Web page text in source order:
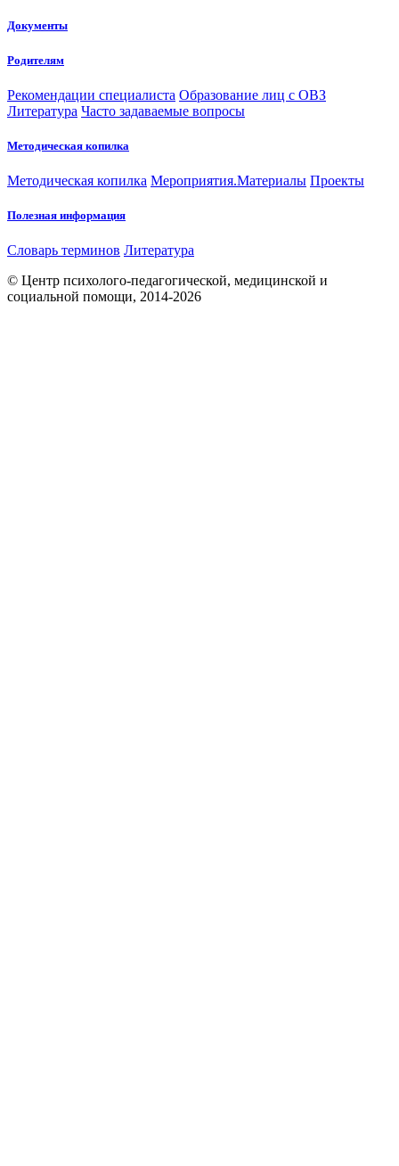
Документы
Родителям
Рекомендации специалиста Образование лиц с ОВЗ
Литература Часто задаваемые вопросы
Методическая копилка
Методическая копилка Мероприятия.Материалы Проекты
Полезная информация
Словарь терминов Литература
© Центр психолого-педагогической, медицинской и
социальной помощи, 2014-2026